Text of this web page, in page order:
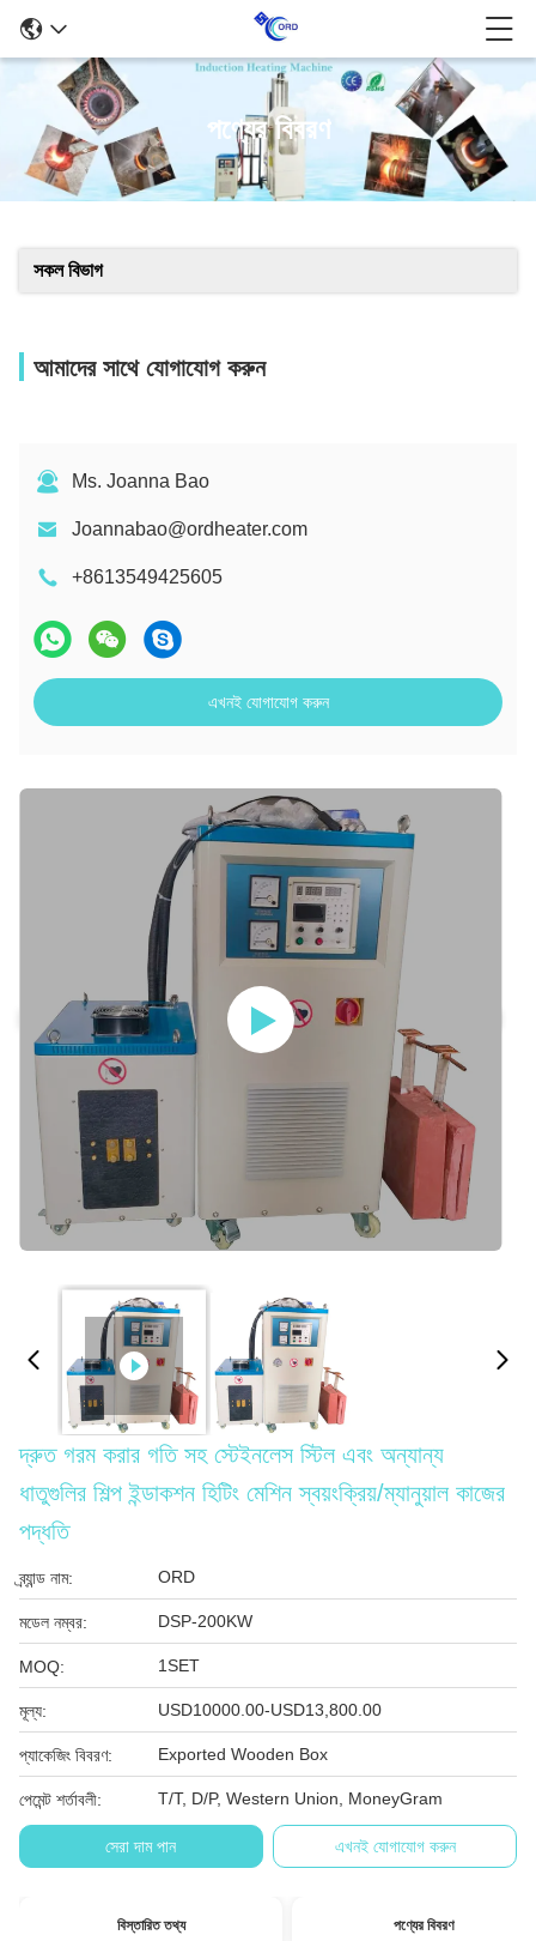
পণ্যের বিবরণ
সকল বিভাগ
আমাদের সাথে যোগাযোগ করুন
Ms. Joanna Bao
Joannabao@ordheater.com
+8613549425605
এখনই যোগাযোগ করুন
দ্রুত গরম করার গতি সহ স্টেইনলেস স্টিল এবং অন্যান্য
ধাতুগুলির শিল্প ইন্ডাকশন হিটিং মেশিন স্বয়ংক্রিয়/ম্যানুয়াল কাজের
পদ্ধতি
ব্র্যান্ড নাম: ORD
মডেল নম্বর: DSP-200KW
MOQ: 1SET
মূল্য: USD10000.00-USD13,800.00
প্যাকেজিং বিবরণ: Exported Wooden Box
পেমেন্ট শর্তাবলী: T/T, D/P, Western Union, MoneyGram
সেরা দাম পান এখনই যোগাযোগ করুন
বিস্তারিত তথ্য পণ্যের বিবরণ